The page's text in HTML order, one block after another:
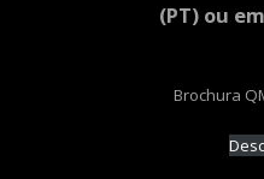
(PT) ou
Brochura